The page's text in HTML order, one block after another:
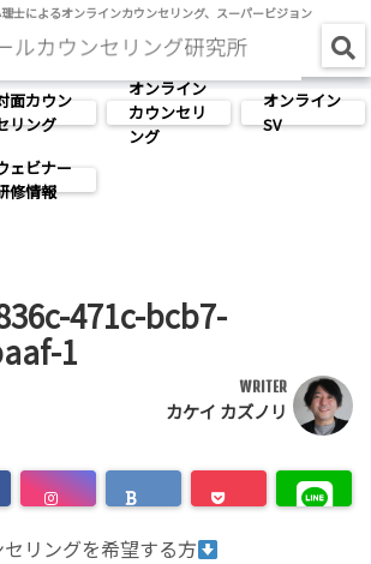
士によるオンラインカウンセリング、スーパービジョン
面カウン
リング
オンライン
カウンセリ
ング
オンライン
SV
ェビナー
修情報
471c-bcb7-
1
WRITER
カケイ カズノリ
リングを希望する方